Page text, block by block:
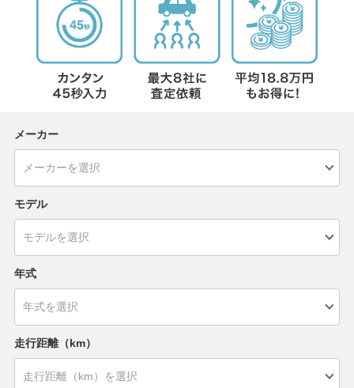
メーカー
モデル
年式
走行距離（km）